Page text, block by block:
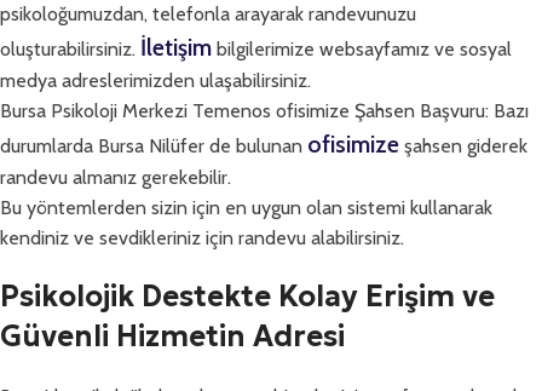
psikoloğumuzdan, telefonla arayarak randevunuzu
oluşturabilirsiniz. İletişim bilgilerimize websayfamız ve sosyal
medya adreslerimizden ulaşabilirsiniz.
Bursa Psikoloji Merkezi Temenos ofisimize Şahsen Başvuru: Bazı
durumlarda Bursa Nilüfer de bulunan ofisimize şahsen giderek
randevu almanız gerekebilir.
Bu yöntemlerden sizin için en uygun olan sistemi kullanarak
kendiniz ve sevdikleriniz için randevu alabilirsiniz.
Psikolojik Destekte Kolay Erişim ve
Güvenli Hizmetin Adresi